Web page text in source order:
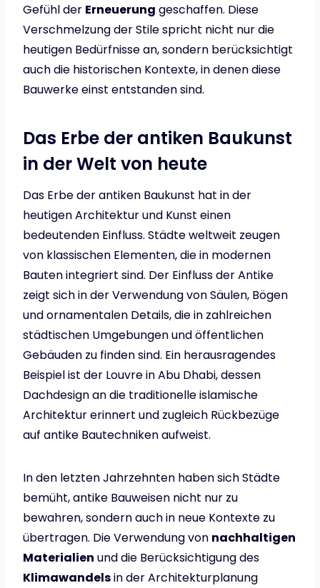
Gefühl der Erneuerung geschaffen. Diese
Verschmelzung der Stile spricht nicht nur die
heutigen Bedürfnisse an, sondern berücksichtigt
auch die historischen Kontexte, in denen diese
Bauwerke einst entstanden sind.
Das Erbe der antiken Baukunst
in der Welt von heute
Das Erbe der antiken Baukunst hat in der
heutigen Architektur und Kunst einen
bedeutenden Einfluss. Städte weltweit zeugen
von klassischen Elementen, die in modernen
Bauten integriert sind. Der Einfluss der Antike
zeigt sich in der Verwendung von Säulen, Bögen
und ornamentalen Details, die in zahlreichen
städtischen Umgebungen und öffentlichen
Gebäuden zu finden sind. Ein herausragendes
Beispiel ist der Louvre in Abu Dhabi, dessen
Dachdesign an die traditionelle islamische
Architektur erinnert und zugleich Rückbezüge
auf antike Bautechniken aufweist.
In den letzten Jahrzehnten haben sich Städte
bemüht, antike Bauweisen nicht nur zu
bewahren, sondern auch in neue Kontexte zu
übertragen. Die Verwendung von nachhaltigen
Materialien und die Berücksichtigung des
Klimawandelsin der Architekturplanung